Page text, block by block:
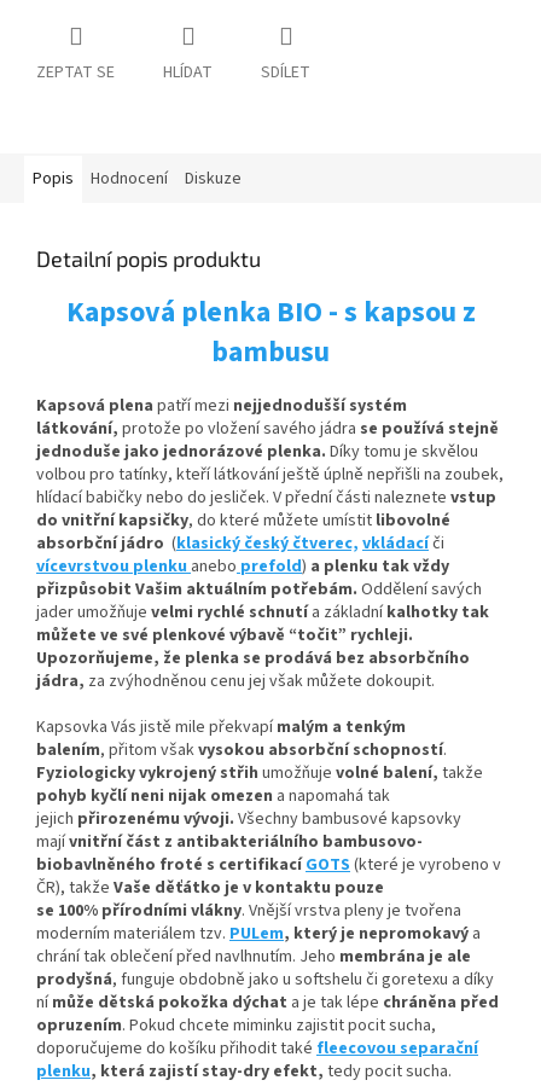
ZEPTAT SE HLÍDAT SDÍLET
Popis Hodnocení Diskuze
Detailní popis produktu
Kapsová plenka BIO - s kapsou z
bambusu
Kapsová plena patří mezi nejjednodušší systém
látkování, protože po vložení savého jádra se používá stejně
jednoduše jako jednorázové plenka. Díky tomu je skvělou
volbou pro tatínky, kteří látkování ještě úplně nepřišli na zoubek,
hlídací babičky nebo do jesliček. V přední části naleznete vstup
do vnitřní kapsičky, do které můžete umístit libovolné
absorbčníjádro (klasický český čtverec, vkládacíči
vícevrstvou plenkuaneboprefold) a plenku tak vždy
přizpůsobit Vašim aktuálním potřebám. Oddělení savých
jader umožňuje velmi rychlé schnutía základníkalhotky tak
můžete ve své plenkové výbavě “točit” rychleji.
Upozorňujeme, že plenka se prodává bez absorbčního
jádra, za zvýhodněnou cenu jej však můžete dokoupit.
Kapsovka Vás jistě mile překvapímalým a tenkým
balením, přitom všakvysokou absorbční schopností.
Fyziologicky vykrojený střih umožňuje volné balení, takže
pohyb kyčlí neni nijak omezen a napomahá tak
jejich přirozenému vývoji. Všechny bambusové kapsovky
majívnitřní část z antibakteriálního bambusovo-
biobavlněného froté s certifikacíGOTS(které je vyrobeno v
ČR), takže Vaše děťátko je v kontaktu pouze
se 100% přírodními vlákny. Vnější vrstva pleny je tvořena
moderním materiálem tzv. PULem, který je nepromokavý a
chrání tak oblečení před navlhnutím. Jeho membrána je ale
prodyšná, funguje obdobně jako u softshelu či goretexu a díky
nímůže dětská pokožka dýchat a je tak lépe chráněna před
opruzením. Pokud chcete miminku zajistit pocit sucha,
doporučujeme do košíku přihodit také fleecovou separační
plenku, která zajistí stay-dry efekt, tedy pocit sucha.